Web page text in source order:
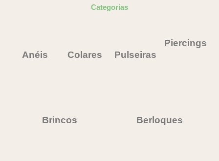
Categorias
Anéis Colares Pulseiras
Piercings
Brincos Berloques